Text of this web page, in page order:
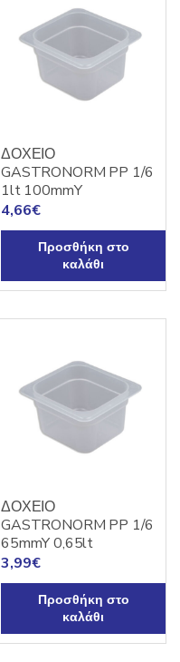
ΔΟΧΕΙΟ
GASTRONORM PP 1/6
1lt 100mmY
4,66€
Προσθήκη στο
καλάθι
ΔΟΧΕΙΟ
GASTRONORM PP 1/6
65mmY 0,65lt
3,99€
Προσθήκη στο
καλάθι